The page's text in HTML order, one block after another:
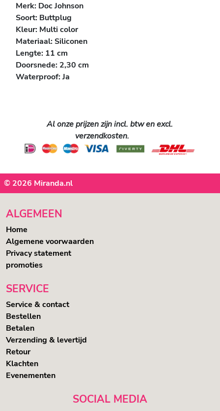
Merk: Doc Johnson
Soort: Buttplug
Kleur: Multi color
Materiaal: Siliconen
Lengte: 11 cm
Doorsnede: 2,30 cm
Waterproof: Ja
Al onze prijzen zijn incl. btw en excl.
verzendkosten.
© 2026 Miranda.nl
ALGEMEEN
Home
Algemene voorwaarden
Privacy statement
promoties
SERVICE
Service & contact
Bestellen
Betalen
Verzending & levertijd
Retour
Klachten
Evenementen
SOCIAL MEDIA